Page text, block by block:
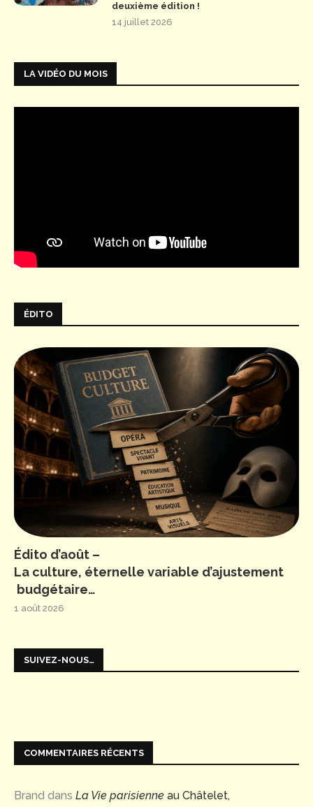
deuxième édition !
14 juillet 2026
LA VIDÉO DU MOIS
ÉDITO
Édito d’août –
La culture, éternelle variable d’ajustement
budgétaire…
1 août 2026
SUIVEZ-NOUS…
COMMENTAIRES RÉCENTS
Brand dans La Vie parisienne au Châtelet,